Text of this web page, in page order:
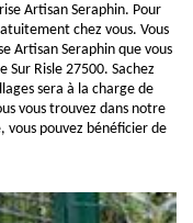
Artisan Seraphin. Pour
chez vous. Vous
Artisan Seraphin que vous
Sur Risle 27500. Sachez
sera à la charge de
vous trouvez dans notre
vous pouvez bénéficier de